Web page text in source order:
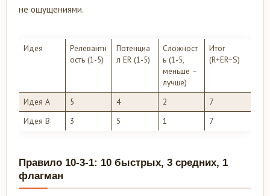
не ощущениями.
Идея
Релевантн
ость (1-5)
Потенциа
л ER (1-5)
Сложност
ь (1-5,
меньше –
лучше)
Итог
(R+ER−S)
Идея A 5 4 2
7
Идея B
3 5 1 7
Правило 10-3-1: 10 быстрых, 3 средних, 1
флагман